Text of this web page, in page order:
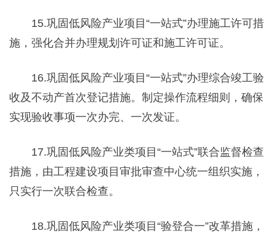
15.巩固低风险产业项目“一站式”办理施工许可措
施，强化合并办理规划许可证和施工许可证。
16.巩固低风险产业项目“一站式”办理综合竣工验
收及不动产首次登记措施。制定操作流程细则，确保
实现验收事项一次办完、一次发证。
17.巩固低风险产业类项目“一站式”联合监督检查
措施，由工程建设项目审批审查中心统一组织实施，
只实行一次联合检查。
18.巩固低风险产业类项目“验登合一”改革措施，